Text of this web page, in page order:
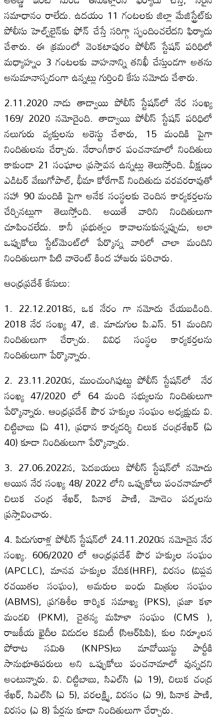
సమాధానం రాలేదు. ఉదయం 11 గంటలకు జిల్లా మేజిస్ట్రేట్‌కు
పోలీసు హెల్ప్‌లైన్‌కు ఫోన్ చేస్తే సరిగ్గా స్పందించలేదని ఫిర్యాదు
చేశారు. ఈ క్రమంలో వెంకటాపురం పోలీస్ స్టేషన్ పరిధిలో
మధ్యాహ్నం 3 గంటలకు వాహనాన్ని తనిఖీ చేస్తుండగా అతను
అనుమానాస్పదంగా ఉన్నట్లు గుర్తించి కేసు నమోదు చేశారు.
2.11.2020 నాడు తాడ్వాయి పోలీస్ స్టేషన్‌లో నేర సంఖ్య
169/ 2020 నమోదైంది. తాడ్వాయి పోలీస్ స్టేషన్ పరిధిలో
నలుగురు వ్యక్తులను అరెస్టు చేశారు, 15 మందికి పైగా
నిందితులను చేర్చారు. నేరాంగీకార పంచనామాలో నిందితులు
కాకుండా 21 సంఘాల ప్రస్తావన ఉన్నట్లు తెలుస్తోంది. వీక్షణం
ఎడిటర్ వేణుగోపాల్, భీమా కోరేగావ్ నిందితుడు వరవరరావుతో
సహా 90 మందికి పైగా అనేక సంస్థలకు చెందిన కార్యకర్తలను
చేర్చినట్లుగా తెలుస్తోంది. అయితే వారిని నిందితులుగా
చూపించలేదు. కానీ ప్రభుత్వం కావాలనుకున్నప్పుడు, అలా
ఒప్పుకోలు స్టేట్‌మెంట్‌లో పేర్కొన్న వారిలో చాలా మందిని
నిందితులుగా పిటి వారెంట్ కింద హాజరు పరిచారు.
ఆంధ్రప్రదేశ్ కేసులు:
1. 22.12.2018న, ఒక నేరం గా నమోదు చేయబడింది.
2018 నేర సంఖ్య 47, జి. మాడుగుల పి.ఎస్. 51 మందిని
నిందితులుగా చేర్చారు. వివిధ సంస్థల కార్యకర్తలను
నిందితులుగా పేర్కొన్నారు.
2. 23.11.2020న, ముంచుంగిపుట్టు పోలీస్ స్టేషన్‌లో నేర
సంఖ్య 47/2020 లో 64 మంది సభ్యులను నిందితులుగా
పేర్కొన్నారు. ఆంధ్రప్రదేశ్ పౌర హక్కుల సంఘం అధ్యక్షుడు వి.
చిట్టిబాబు (ఏ 41), ప్రధాన కార్యదర్శి చిలుక చంద్రశేఖర్ (ఏ
40) కూడా నిందితులుగా పేర్కొన్నారు.
3. 27.06.2022న, పెదబయలు పోలీస్ స్టేషన్‌లో నమోదు
అయిన నేర సంఖ్య 48/ 2022 లోని ఒప్పుకోలు పంచనామాలో
చిలుక చంద్ర శేఖర్, పినాక పాణి, మోడెం పద్మలను
ప్రస్తావించారు.
4. పిడుగురాళ్ల పోలీస్ స్టేషన్‌లో 24.11.2020న నమోదైన నేర
సంఖ్య. 606/2020 లో ఆంధ్రప్రదేశ్ పౌర హక్కుల సంఘం
(APCLC), మానవ హక్కుల వేదిక(HRF), విరసం (విప్లవ
రచయితల సంఘం), అమరుల బంధు మిత్రుల సంఘం
(ABMS), ప్రగతిశీల కార్మిక సమాఖ్య (PKS), ప్రజా కళా
మండలి (PKM), చైతన్య మహిళా సంఘం (CMS ),
రాజకీయ ఖైదీల విడుదల కమిటీ (సిఆర్‌పిపి), కుల నిర్మూలన
పోరాట సమితి (KNPS)లు మావోయిస్టు పార్టీకి
సానుభూతిపరులు అని ఒప్పుకోలు పంచనామాలో వున్నదని
అంటున్నారు. వి. చిట్టిబాబు, సిఎల్‌సి (ఎ 19), చిలుక చంద్ర
శేఖర్, సిఎల్‌సి (ఎ 5), వరలక్ష్మి, విరసం (ఎ 9), పినాక పాణి,
విరసం (ఎ 8) పేర్లను కూడా నిందితులుగా చేర్చారు.